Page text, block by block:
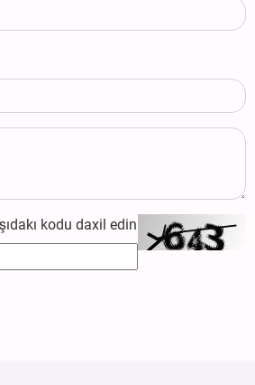
kodu daxil edin